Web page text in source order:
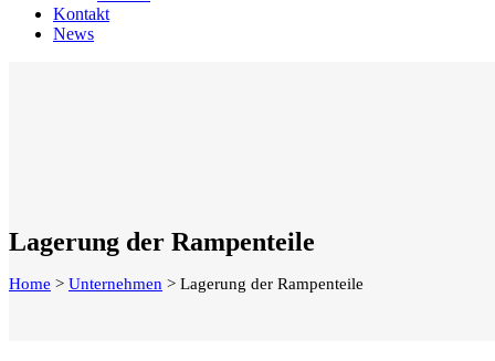
Kontakt
News
Lagerung der Rampenteile
Home > Unternehmen > Lagerung der Rampenteile